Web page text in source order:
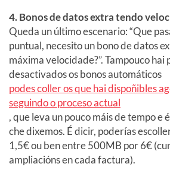
4. Bonos de datos extra tendo
Queda un último escenario: “Que
puntual, necesito un bono de datos
máxima velocidade?”. Tampouco hai
desactivados os bonos automáticos
podes coller os que hai dispoñibles
seguindo o proceso actual
, que leva un pouco máis de tempo e
che dixemos. É dicir, poderías
1,5€ ou ben entre 500MB por 6€
ampliacións en cada factura).